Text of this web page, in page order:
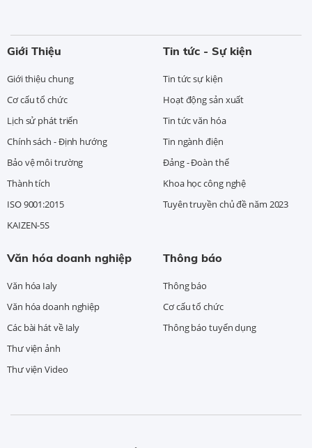
Giới Thiệu
Giới thiệu chung
Cơ cấu tổ chức
Lịch sử phát triển
Chính sách - Định hướng
Bảo vệ môi trường
Thành tích
ISO 9001:2015
KAIZEN-5S
Tin tức - Sự kiện
Tin tức sự kiện
Hoạt động sản xuất
Tin tức văn hóa
Tin ngành điện
Đảng - Đoàn thể
Khoa học công nghệ
Tuyên truyền chủ đề năm 2023
Văn hóa doanh nghiệp
Văn hóa Ialy
Văn hóa doanh nghiệp
Các bài hát về Ialy
Thư viện ảnh
Thư viện Video
Thông báo
Thông báo
Cơ cấu tổ chức
Thông báo tuyển dụng